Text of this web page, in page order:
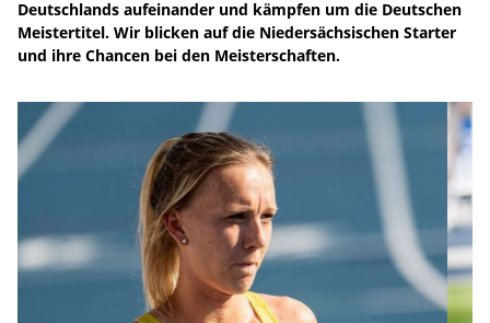
Deutschlands aufeinander und kämpfen um die Deutschen
Meistertitel. Wir blicken auf die Niedersächsischen Starter
und ihre Chancen bei den Meisterschaften.